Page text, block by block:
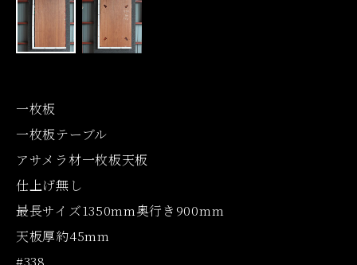
一枚板
一枚板テーブル
アサメラ材一枚板天板
仕上げ無し
最長サイズ1350mm奥行き900mm
天板厚約45mm